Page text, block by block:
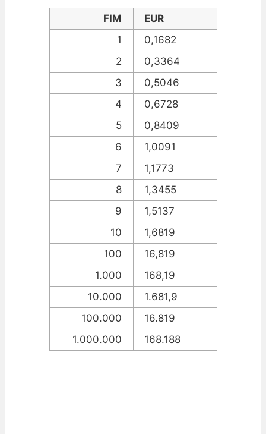
FIM
EUR
1
0,1682
2
0,3364
3
0,5046
4
0,6728
5
0,8409
6
1,0091
7
1,1773
8
1,3455
9
1,5137
10
1,6819
100
16,819
1.000
168,19
10.000
1.681,9
100.000
16.819
1.000.000
168.188